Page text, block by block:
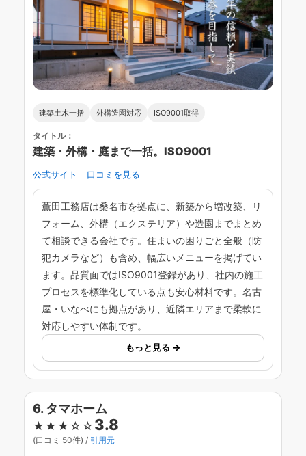
建築土木一括 外構造園対応 ISO9001取得
タイトル：
建築・外構・庭まで一括。ISO9001
公式サイト 口コミを見る
薫田工務店は桑名市を拠点に、新築から増改築、リ
フォーム、外構（エクステリア）や造園までまとめ
て相談できる会社です。住まいの困りごと全般（防
犯カメラなど）も含め、幅広いメニューを掲げてい
ます。品質面ではISO9001登録があり、社内の施工
プロセスを標準化している点も安心材料です。名古
屋・いなべにも拠点があり、近隣エリアまで柔軟に
対応しやすい体制です。
もっと見る →
6. タマホーム
★★★☆☆ 3.8
(口コミ 50件) / 引用元